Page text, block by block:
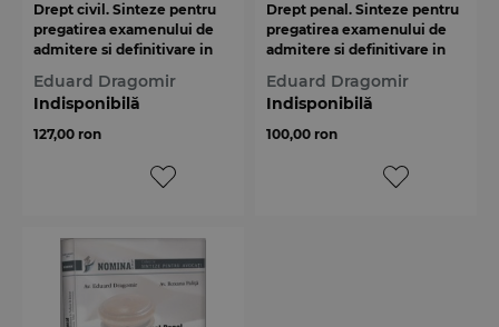
Drept civil. Sinteze pentru
pregatirea examenului de
admitere si definitivare in
Eduard Dragomir
Indisponibilă
127,00 ron
Drept penal. Sinteze pentru
pregatirea examenului de
admitere si definitivare in
Eduard Dragomir
Indisponibilă
100,00 ron